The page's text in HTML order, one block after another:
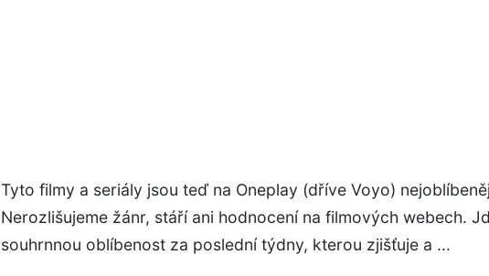
Tyto filmy a seriály jsou teď na Oneplay (dříve Voyo)
Nerozlišujeme žánr, stáří ani hodnocení na filmových webech.
souhrnnou oblíbenost za poslední týdny, kterou zjišťuje a ...